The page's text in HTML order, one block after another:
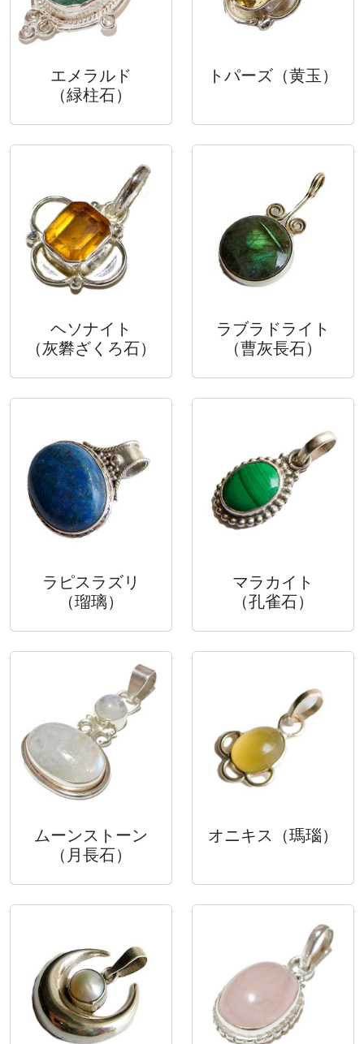
エメラルド
（緑柱石）
トパーズ （黄玉）
ヘソナイト
（灰礬ざくろ石）
ラブラドライト
（曹灰長石）
ラピスラズリ
（瑠璃）
マラカイト
（孔雀石）
ムーンストーン
（月長石）
オニキス （瑪瑙）